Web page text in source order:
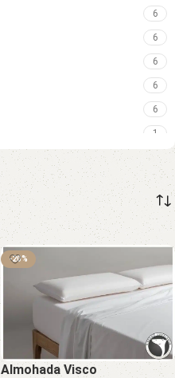
6
6
6
6
6
1
-20%
Almohada Visco